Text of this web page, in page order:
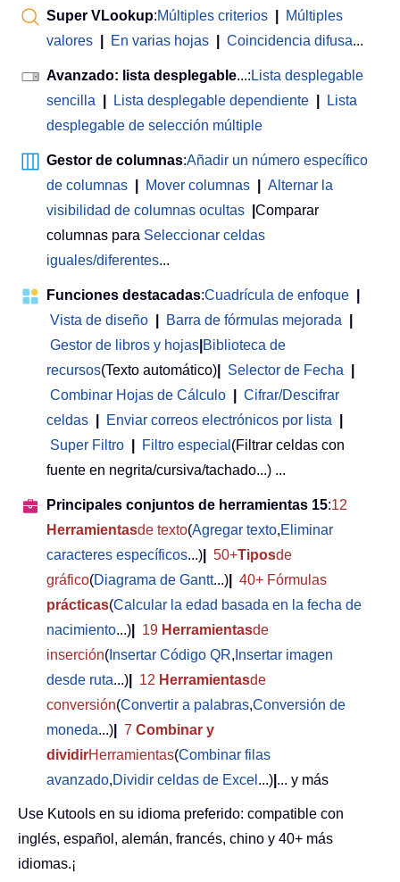
Super VLookup:Múltiples criterios
Múltiples
valores
En varias hojas Coincidencia difusa...
Avanzado: lista desplegable...:Lista desplegable
sencilla
Lista desplegable dependiente
Lista
desplegable de selección múltiple
Gestor de columnas:Añadir un número específico
de columnas
Mover columnas
Alternar la
visibilidad de columnas ocultas
Comparar
columnas para Seleccionar celdas
iguales/diferentes...
Funciones destacadas:Cuadrícula de enfoque
Vista de diseño
Barra de fórmulas mejorada
Gestor de libros y hojas Biblioteca de
recursos(Texto automático) Selector de Fecha
Combinar Hojas de Cálculo
Cifrar/Descifrar
celdas
Enviar correos electrónicos por lista
Super Filtro
Filtro especial (Filtrar celdas con
fuente en negrita/cursiva/tachado...) ...
Principales conjuntos de herramientas 15:12
Herramientasde texto(Agregar texto,Eliminar
caracteres específicos...) 50+Tiposde
gráfico(Diagrama de Gantt...)
40+ Fórmulas
prácticas(Calcular la edad basada en la fecha de
nacimiento...) 19 Herramientasde
inserción( Insertar Código QR, Insertar imagen
desde ruta...) 12 Herramientasde
conversión(Convertir a palabras,Conversión de
moneda...) 7 Combinar y
dividirHerramientas(Combinar filas
avanzado,Dividir celdas de Excel ...) ... y más
Use Kutools en su idioma preferido: compatible con
inglés, español, alemán, francés, chino y 40+ más
idiomas.¡